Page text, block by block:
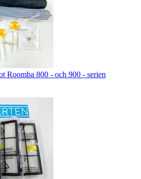
Roomba 800 - och 900 - serien